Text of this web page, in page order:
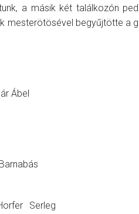
a másik két találkozón
mesterötösével begyűjtötte a
Ábel
Serleg